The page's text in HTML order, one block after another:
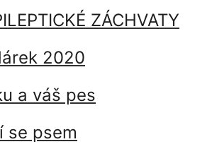
ZÁCHVATY
2020
a váš pes
se psem